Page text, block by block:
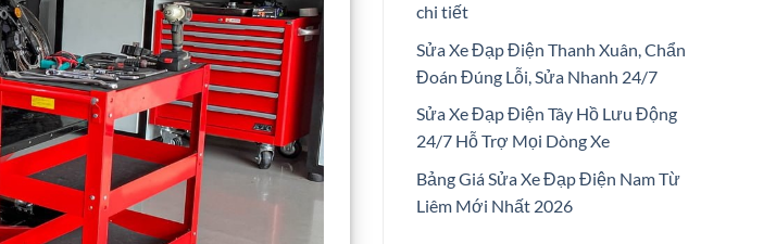
chi tiết
Sửa Xe Đạp Điện Thanh Xuân, Chẩn
Đoán Đúng Lỗi, Sửa Nhanh 24/7
Sửa Xe Đạp Điện Tây Hồ Lưu Động
24/7 Hỗ Trợ Mọi Dòng Xe
Bảng Giá Sửa Xe Đạp Điện Nam Từ
Liêm Mới Nhất 2026